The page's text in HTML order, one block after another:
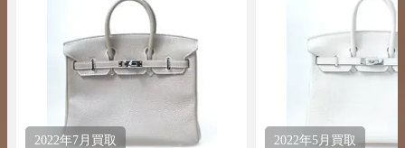
2022年7月 買取 2022年5月 買取